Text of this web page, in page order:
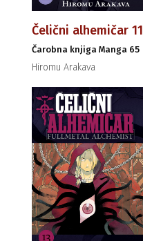
Čelični alhemičar 11
Čarobna knjiga Manga 65
Hiromu Arakava